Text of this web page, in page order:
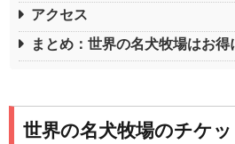
アクセス
まとめ：世界の名犬牧場はお
世界の名犬牧場のチケ